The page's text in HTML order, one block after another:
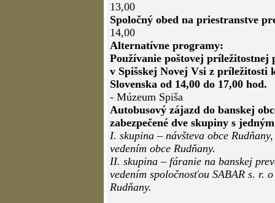
13,00
Spoločný obed na priestranstve
14,00
Alternatívne programy:
Používanie poštovej
v Spišskej Novej Vsi z príležitosti
Slovenska od 14,00 do 17,00 hod.
- Múzeum Spiša
Autobusový zájazd do banskej
zabezpečené dve skupiny s
I. skupina – návšteva obce
vedením obce Rudňany.
II. skupina – fáranie na banskej
vedením spoločnosťou SABAR s. r.
Rudňany.